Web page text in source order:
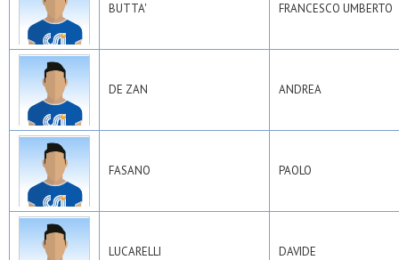
BUTTA' FRANCESCO UMBERTO
DE ZAN ANDREA
FASANO PAOLO
LUCARELLI DAVIDE